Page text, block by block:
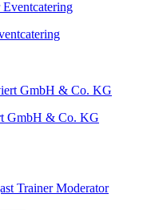
GmbH & Co. KG
TrainerModerator